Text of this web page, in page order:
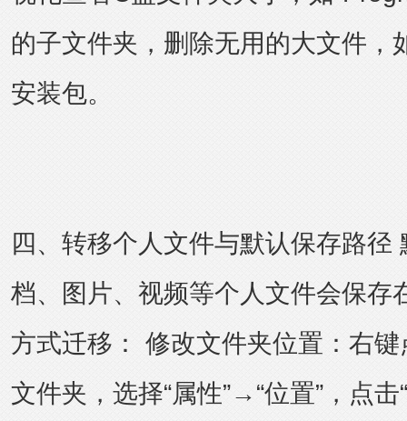
的子文件夹，删除无用的大文件，
安装包。
四、转移个人文件与默认保存路径
档、图片、视频等个人文件会保存
方式迁移： 修改文件夹位置：右键
文件夹，选择“属性”→“位置”，点击